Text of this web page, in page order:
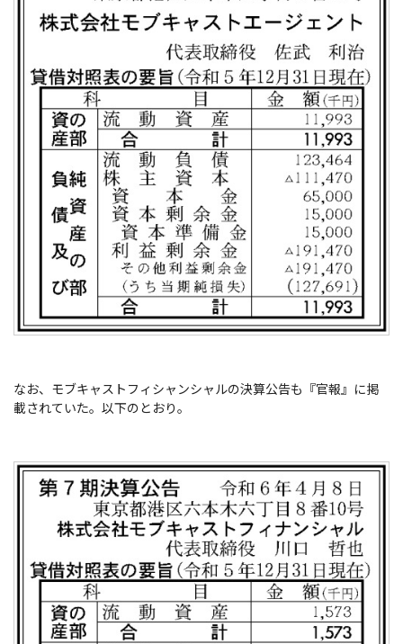
なお、モブキャストフィシャンシャルの決算公告も『官報』に掲
載されていた。以下のとおり。